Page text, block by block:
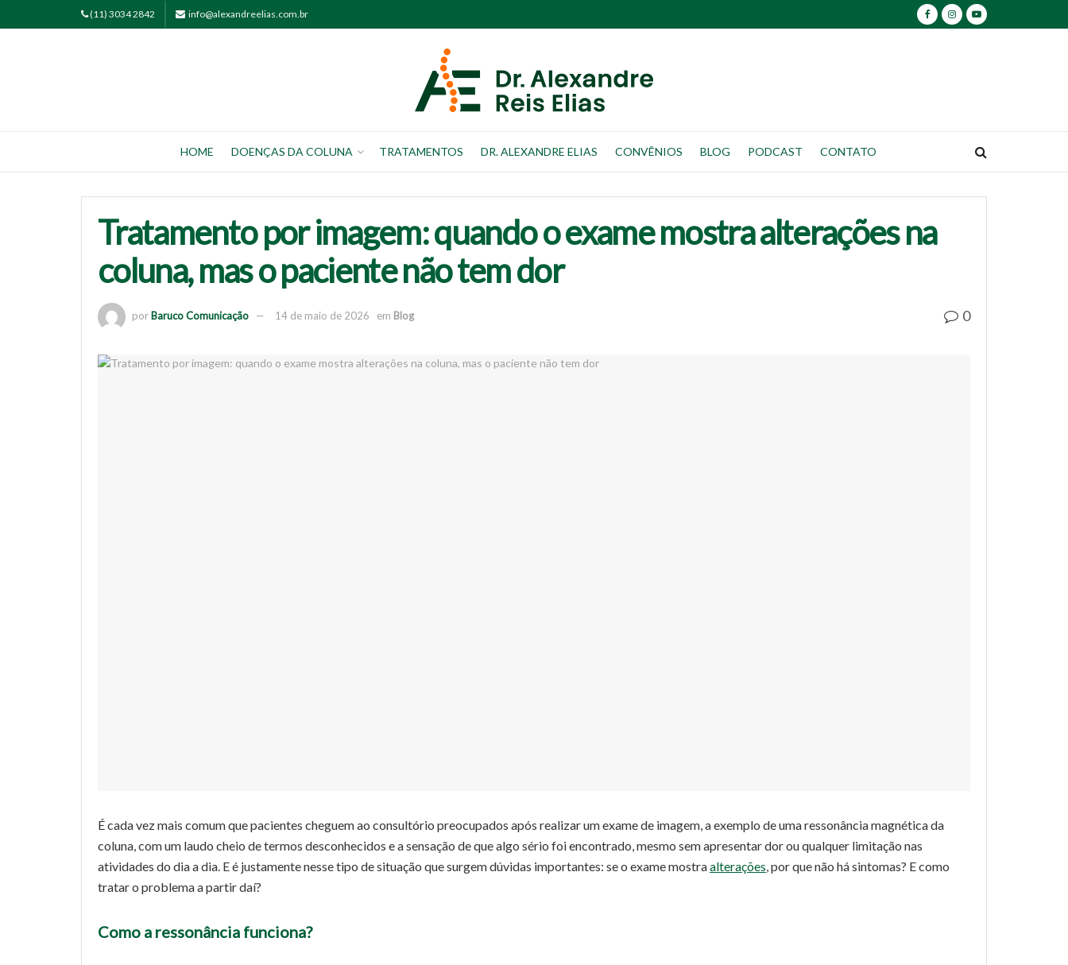
(11) 3034 2842 info@alexandreelias.com.br
HOME DOENÇAS DA COLUNA TRATAMENTOS DR. ALEXANDRE ELIAS CONVÊNIOS BLOG PODCAST CONTATO
Tratamento por imagem: quando o exame mostra alterações na
coluna, mas o paciente não tem dor
porBaruco Comunicação 14 de maio de 2026 em Blog 0
É cada vez mais comum que pacientes cheguem ao consultório preocupados após realizar um exame de imagem, a exemplo de uma ressonância magnética da
coluna, com um laudo cheio de termos desconhecidos e a sensação de que algo sério foi encontrado, mesmo sem apresentar dor ou qualquer limitação nas
atividades do dia a dia. E é justamente nesse tipo de situação que surgem dúvidas importantes: se o exame mostraalterações , por que não há sintomas? E como
tratar o problema a partir daí?
Como a ressonância funciona?